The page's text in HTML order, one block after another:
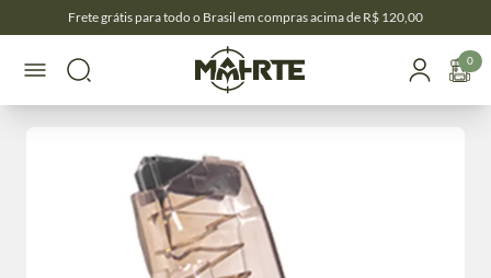
Frete grátis para todo o Brasil em compras acima de R$ 120,00
0